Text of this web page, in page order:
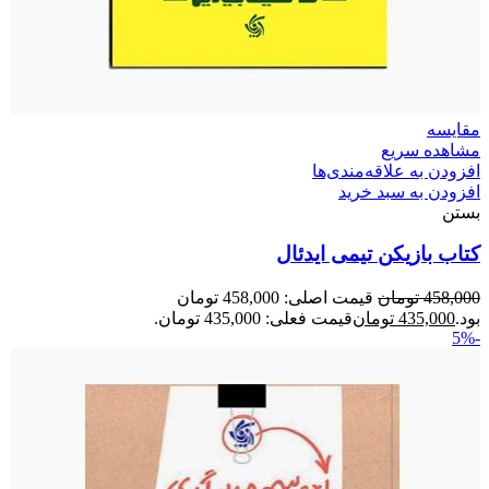
مقایسه
مشاهده سریع
افزودن به علاقه‌مندی‌ها
افزودن به سبد خرید
بستن
کتاب بازیکن تیمی ایدئال
458,000 تومان
قیمت اصلی: 458,000 تومان
بود.435,000 تومانقیمت فعلی: 435,000 تومان.
-5%